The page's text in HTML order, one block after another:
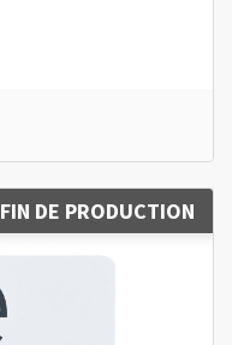
FIN DE PRODUCTION